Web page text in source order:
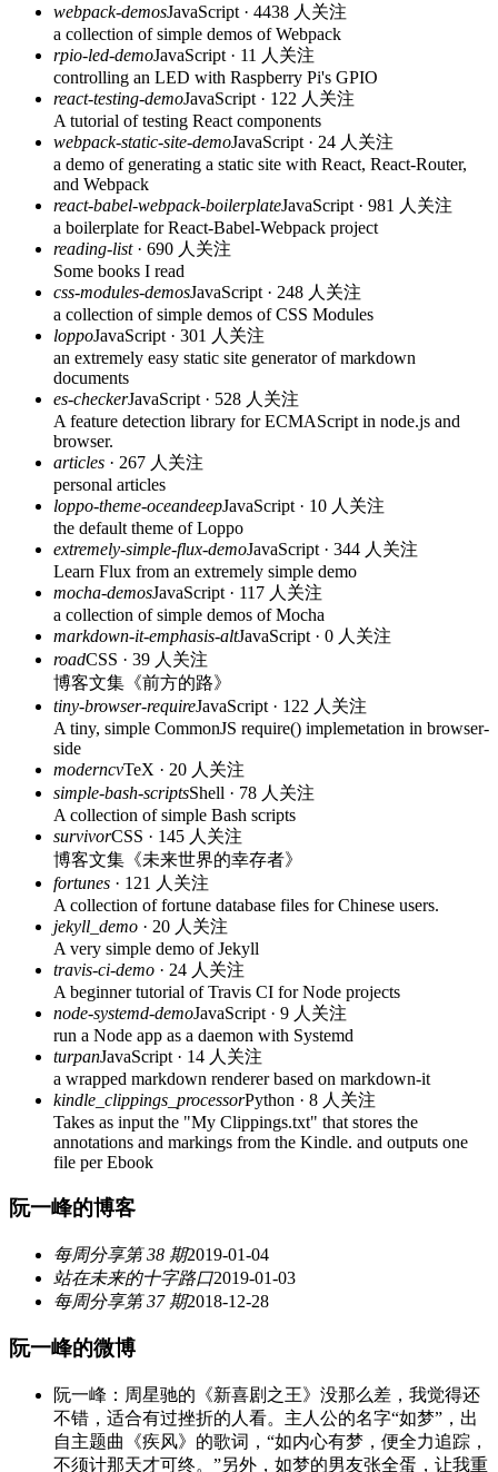
webpack-demosJavaScript · 4438 人关注
a collection of simple demos of Webpack
rpio-led-demoJavaScript · 11 人关注
controlling an LED with Raspberry Pi's GPIO
react-testing-demoJavaScript · 122 人关注
A tutorial of testing React components
webpack-static-site-demoJavaScript · 24 人关注
a demo of generating a static site with React, React-Router,
and Webpack
react-babel-webpack-boilerplateJavaScript · 981 人关注
a boilerplate for React-Babel-Webpack project
reading-list· 690 人关注
Some books I read
css-modules-demosJavaScript · 248 人关注
a collection of simple demos of CSS Modules
loppoJavaScript · 301 人关注
an extremely easy static site generator of markdown
documents
es-checkerJavaScript · 528 人关注
A feature detection library for ECMAScript in node.js and
browser.
articles · 267 人关注
personal articles
loppo-theme-oceandeepJavaScript · 10 人关注
the default theme of Loppo
extremely-simple-flux-demoJavaScript · 344 人关注
Learn Flux from an extremely simple demo
mocha-demosJavaScript · 117 人关注
a collection of simple demos of Mocha
markdown-it-emphasis-altJavaScript · 0 人关注
roadCSS · 39 人关注
博客文集《前方的路》
tiny-browser-requireJavaScript · 122 人关注
A tiny, simple CommonJS require() implemetation in browser-
side
moderncvTeX · 20 人关注
simple-bash-scriptsShell · 78 人关注
A collection of simple Bash scripts
survivorCSS · 145 人关注
博客文集《未来世界的幸存者》
fortunes · 121 人关注
A collection of fortune database files for Chinese users.
jekyll_demo · 20 人关注
A very simple demo of Jekyll
travis-ci-demo · 24 人关注
A beginner tutorial of Travis CI for Node projects
node-systemd-demoJavaScript · 9 人关注
run a Node app as a daemon with Systemd
turpanJavaScript · 14 人关注
a wrapped markdown renderer based on markdown-it
kindle_clippings_processorPython · 8 人关注
Takes as input the "My Clippings.txt" that stores the
annotations and markings from the Kindle. and outputs one
file per Ebook
阮一峰的博客
每周分享第 38 期2019-01-04
站在未来的十字路口2019-01-03
每周分享第 37 期2018-12-28
阮一峰的微博
阮一峰：周星驰的《新喜剧之王》没那么差，我觉得还
不错，适合有过挫折的人看。主人公的名字“如梦”，出
自主题曲《疾风》的歌词，“如内心有梦，便全力追踪，
不须计那天才可终。”另外，如梦的男友张全蛋，让我重